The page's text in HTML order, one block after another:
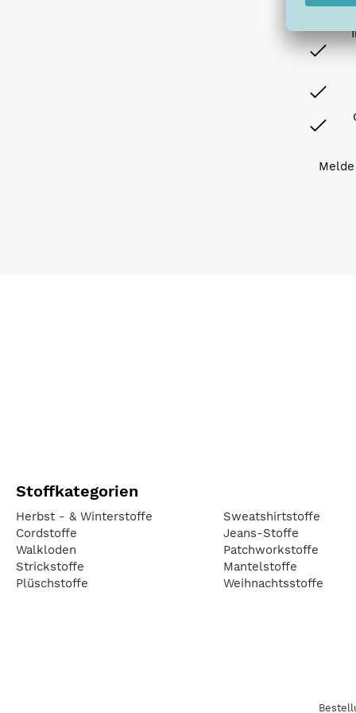
Stoffkategorien
Herbst - & Winterstoffe
Cordstoffe
Walkloden
Strickstoffe
Plüschstoffe
Sweatshirtstoffe
Jeans-Stoffe
Patchworkstoffe
Mantelstoffe
Weihnachtsstoffe